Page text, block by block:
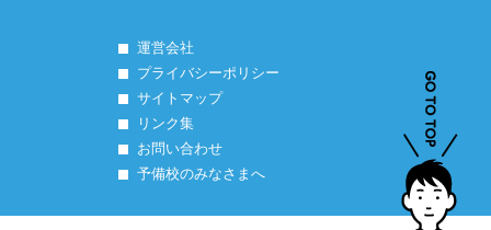
運営会社
プライバシーポリシー
サイトマップ
リンク集
お問い合わせ
予備校のみなさまへ